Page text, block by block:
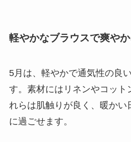
軽やかなブラウスで爽や
5月は、軽やかで通気性の良
す。素材にはリネンやコット
れらは肌触りが良く、暖かい
に過ごせます。